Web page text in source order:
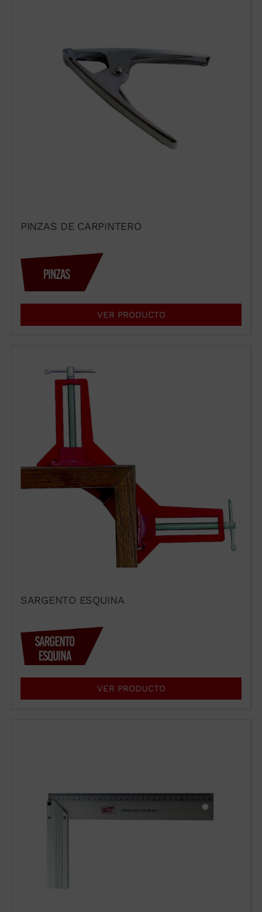
PINZAS DE CARPINTERO
VER PRODUCTO
SARGENTO ESQUINA
VER PRODUCTO
Y PRESTIGIO